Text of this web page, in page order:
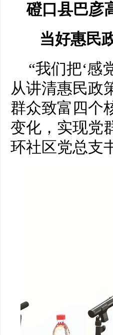
磴口县巴彦
当好惠民
“我们把‘感
从讲清惠民政
群众致富四个
变化，实现党
环社区党总支